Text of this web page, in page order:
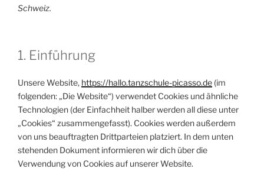
Schweiz.
1. Einführung
Unsere Website, https://hallo.tanzschule-picasso.de (im
folgenden: „Die Website“) verwendet Cookies und ähnliche
Technologien (der Einfachheit halber werden all diese unter
„Cookies“ zusammengefasst). Cookies werden außerdem
von uns beauftragten Drittparteien platziert. In dem unten
stehenden Dokument informieren wir dich über die
Verwendung von Cookies auf unserer Website.